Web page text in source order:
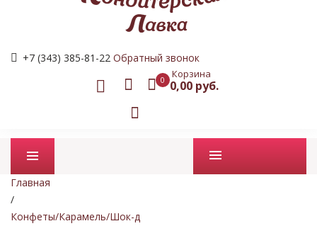
+7 (343) 385-81-22 Обратный звонок
0 Корзина
0,00 руб.
Промо товары
Главная
/
Конфеты/Карамель/Шок-д